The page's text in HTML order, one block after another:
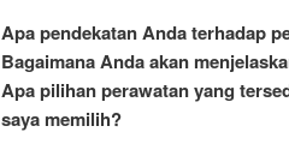
Apa pendekatan Anda terhadap
Bagaimana Anda akan
Apa pilihan perawatan yang
saya memilih?